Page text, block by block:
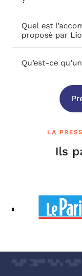
Quel est
proposé par
Qu’est-ce
LA
Ils